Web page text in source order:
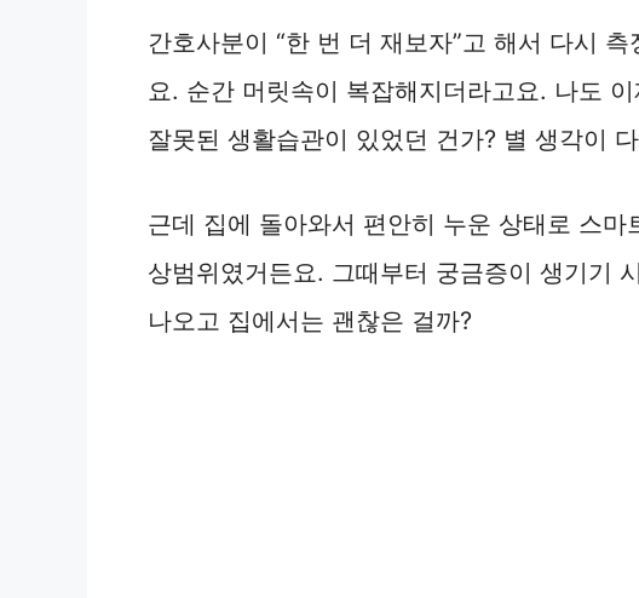
간호사분이 “한 번 더 재보자”고 해서 다시
요. 순간 머릿속이 복잡해지더라고요. 나도
잘못된 생활습관이 있었던 건가? 별 생각이
근데 집에 돌아와서 편안히 누운 상태로 스
상범위였거든요. 그때부터 궁금증이 생기기
나오고 집에서는 괜찮은 걸까?